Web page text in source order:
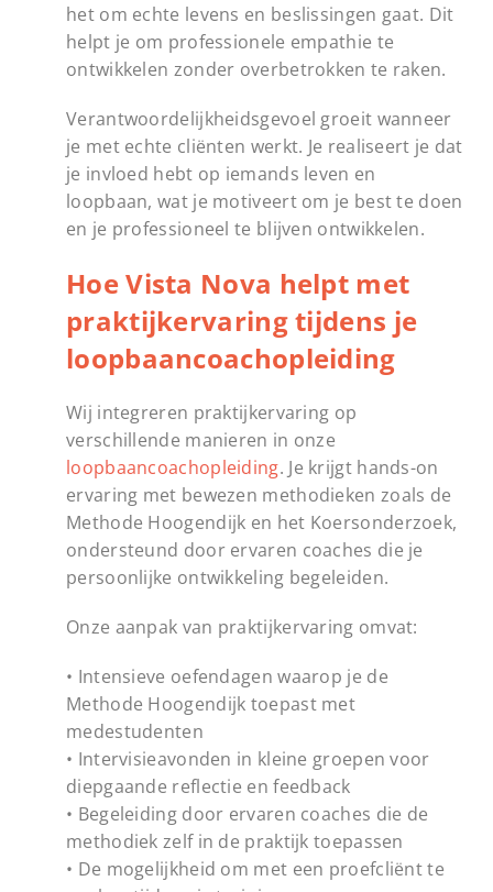
het om echte levens en beslissingen gaat. Dit
helpt je om professionele empathie te
ontwikkelen zonder overbetrokken te raken.
Verantwoordelijkheidsgevoel groeit wanneer
je met echte cliënten werkt. Je realiseert je dat
je invloed hebt op iemands leven en
loopbaan, wat je motiveert om je best te doen
en je professioneel te blijven ontwikkelen.
Hoe Vista Nova helpt met
praktijkervaring tijdens je
loopbaancoachopleiding
Wij integreren praktijkervaring op
verschillende manieren in onze
loopbaancoachopleiding. Je krijgt hands-on
ervaring met bewezen methodieken zoals de
Methode Hoogendijk en het Koersonderzoek,
ondersteund door ervaren coaches die je
persoonlijke ontwikkeling begeleiden.
Onze aanpak van praktijkervaring omvat:
• Intensieve oefendagen waarop je de
Methode Hoogendijk toepast met
medestudenten
• Intervisieavonden in kleine groepen voor
diepgaande reflectie en feedback
• Begeleiding door ervaren coaches die de
methodiek zelf in de praktijk toepassen
• De mogelijkheid om met een proefcliënt te